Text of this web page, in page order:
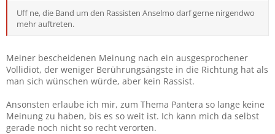
Uff ne, die Band um den Rassisten Anselmo darf gerne nirgendwo
mehr auftreten.
Meiner bescheidenen Meinung nach ein ausgesprochener
Vollidiot, der weniger Berührungsängste in die Richtung hat als
man sich wünschen würde, aber kein Rassist.
Ansonsten erlaube ich mir, zum Thema Pantera so lange keine
Meinung zu haben, bis es so weit ist. Ich kann mich da selbst
gerade noch nicht so recht verorten.